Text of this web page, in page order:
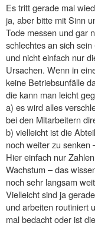
Es tritt gerade mal
ja, aber bitte mit Sinn
Tode messen und gar
schlechtes an sich
und nicht einfach nur
Ursachen. Wenn in
keine Betriebsunfälle
die kann man leicht
a) es wird alles
bei den Mitarbeitern
b) vielleicht ist die
noch weiter zu senken
Hier einfach nur
Wachstum – das
noch sehr langsam
Vielleicht sind ja
und arbeiten routiniert
mal bedacht oder ist